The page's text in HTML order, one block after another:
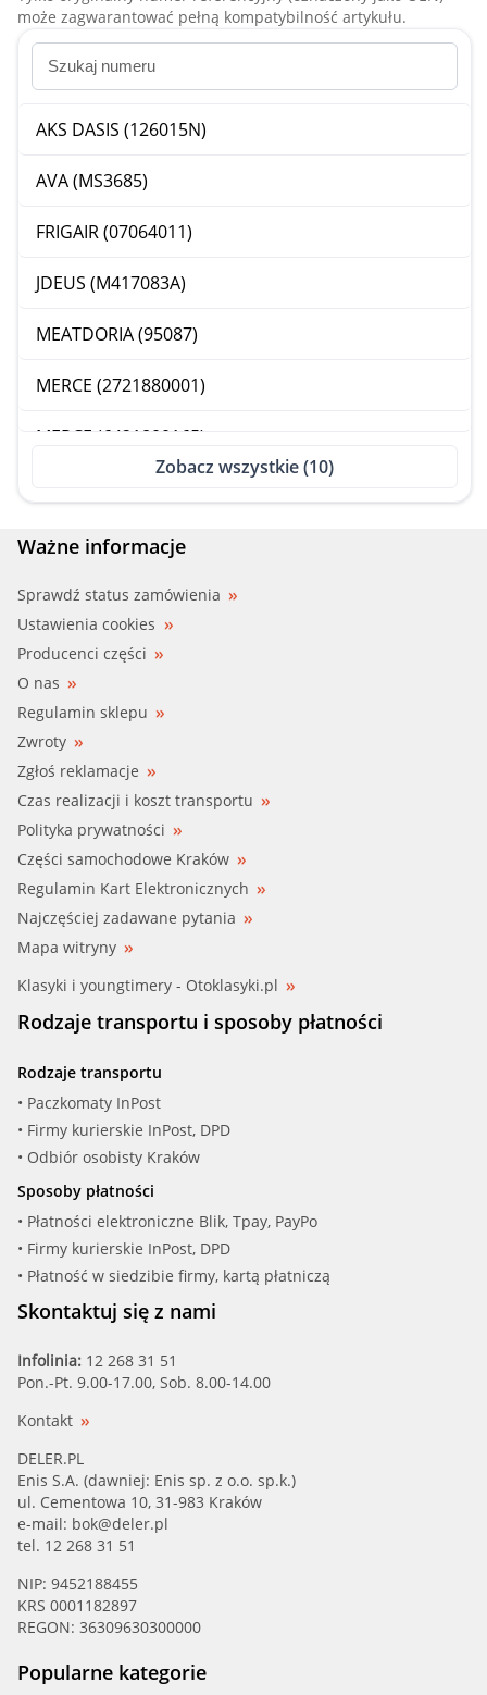
może zagwarantować pełną kompatybilność artykułu.
AKS DASIS (126015N)
AVA (MS3685)
FRIGAIR (07064011)
JDEUS (M417083A)
MEATDORIA (95087)
MERCE (2721880001)
MERCE (6421800165)
NISSENS (90784)
WEZEL (30013701)
Zobacz wszystkie (10)
Ważne informacje
Sprawdź status zamówienia
Ustawienia cookies
Producenci części
O nas
Regulamin sklepu
Zwroty
Zgłoś reklamacje
Czas realizacji i koszt transportu
Polityka prywatności
Części samochodowe Kraków
Regulamin Kart Elektronicznych
Najczęściej zadawane pytania
Mapa witryny
Klasyki i youngtimery - Otoklasyki.pl
Rodzaje transportu i sposoby płatności
Rodzaje transportu
• Paczkomaty InPost
• Firmy kurierskie InPost, DPD
• Odbiór osobisty Kraków
Sposoby płatności
• Płatności elektroniczne Blik, Tpay, PayPo
• Firmy kurierskie InPost, DPD
• Płatność w siedzibie firmy, kartą płatniczą
Skontaktuj się z nami
Infolinia: 12 268 31 51
Pon.-Pt. 9.00-17.00, Sob. 8.00-14.00
Kontakt
DELER.PL
Enis S.A. (dawniej: Enis sp. z o.o. sp.k.)
ul. Cementowa 10, 31-983 Kraków
e-mail: bok@deler.pl
tel. 12 268 31 51
NIP: 9452188455
KRS 0001182897
REGON: 36309630300000
Popularne kategorie